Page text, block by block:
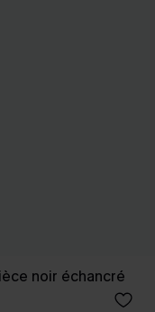
noir échancré